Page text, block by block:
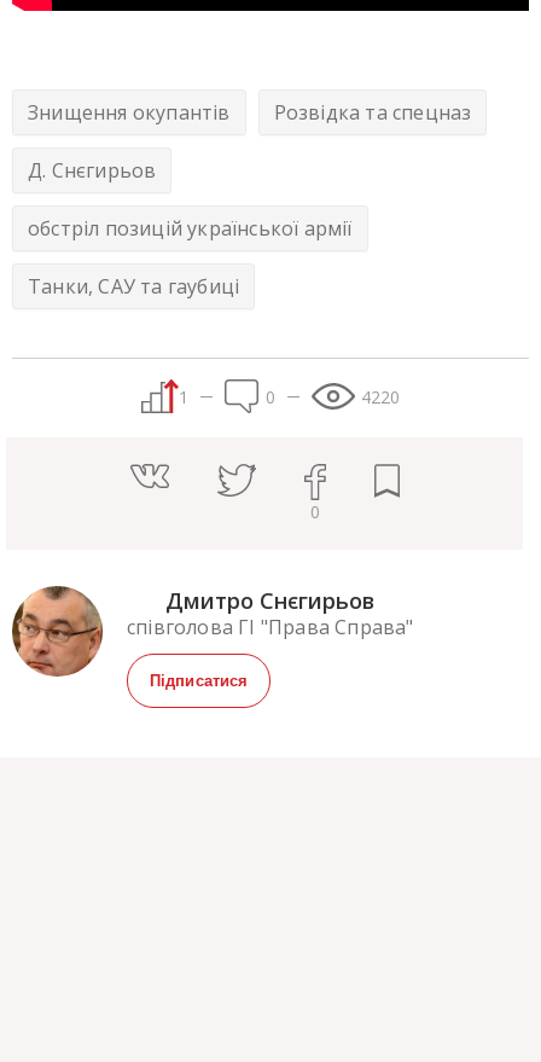
Знищення окупантів Розвідка та спецназ
Д. Снєгирьов
обстріл позицій української армії
Танки, САУ та гаубиці
1 0 4220
0
Дмитро Снєгирьов
співголова ГІ "Права Справа"
Підписатися